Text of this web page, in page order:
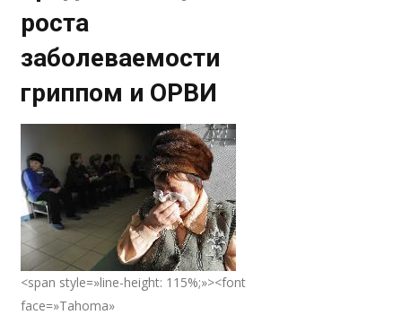
роста
заболеваемости
гриппом и ОРВИ
<span style=»line-height: 115%;»><font
face=»Tahoma»